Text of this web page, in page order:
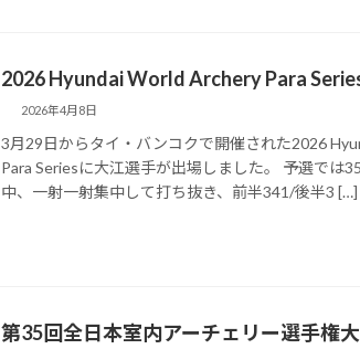
2026 Hyundai World Archery Para
2026年4月8日
3月29日からタイ・バンコクで開催された2026
Para Seriesに大江選手が出場しました。 予選では
中、一射一射集中して打ち抜き、前半341/後半3 […]
第35回全日本室内アーチェリー選手権